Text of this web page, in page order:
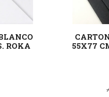
ROKA
detalles
55X77